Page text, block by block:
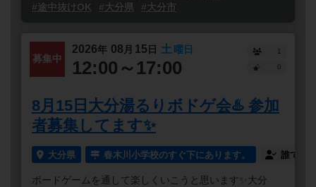
#途中抜けOK
#大分県 #大分市
募集中
2026年 08 月 15日 土 曜日
12:00～17:00
1
0
8月15日大分湯るりボドゲ会♨️ 参加
者募集してます✨
大分県 春木川小学校のすぐ下にあります。 誰でも
ボードゲームを通して楽しくいこうと思います✨大分